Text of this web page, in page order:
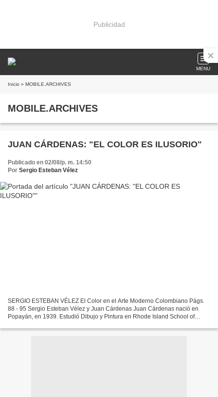
Publicidad
MENU
Inicio » MOBILE.ARCHIVES
MOBILE.ARCHIVES
JUAN CÁRDENAS: "EL COLOR ES ILUSORIO"
Publicado en 02/08/p. m. 14:50
Por Sergio Esteban Vélez
SERGIO ESTEBAN VÉLEZ El Color en el Arte Moderno Colombiano Págs.
88 - 95 Sergio Esteban Vélez y Juan Cárdenas Juan Cárdenas nació en
Popayán, en 1939. Estudió Dibujo y Pintura en Rhode Island School of